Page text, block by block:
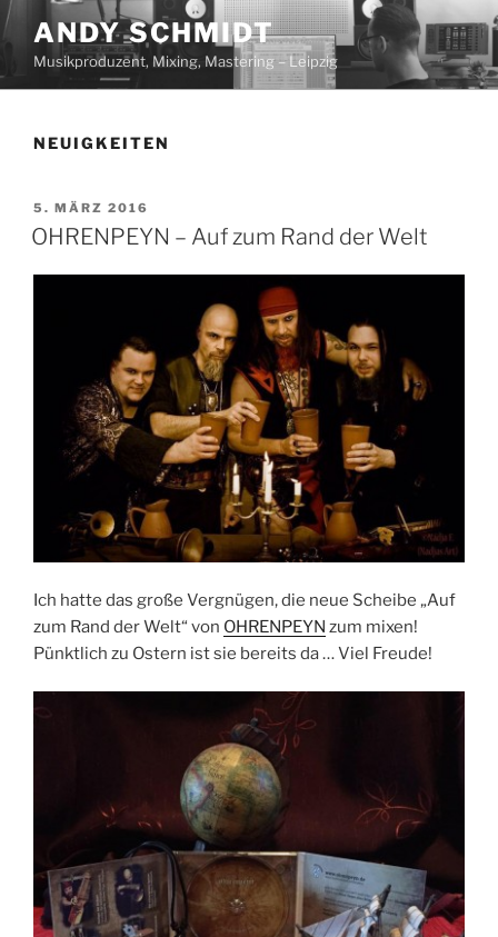
Zum
Inhalt
springen
ANDY SCHMIDT
Musikproduzent, Mixing, Mastering – Leipzig
NEUIGKEITEN
VERÖFFENTLICHT
AM
5. MÄRZ 2016
OHRENPEYN – Auf zum Rand der Welt
Ich hatte das große Vergnügen, die neue Scheibe „Auf
zum Rand der Welt“ von OHRENPEYN zum mixen!
Pünktlich zu Ostern ist sie bereits da … Viel Freude!